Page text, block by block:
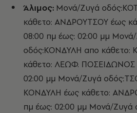
Άλιμος: Μονά/Ζυγά
κάθετο: ΑΝΔΡΟΥΤΣΟΥ έως
08:00 πμ έως: 02:00 μμ
οδός:ΚΟΝΔΥΛΗ απο
κάθετο: ΛΕΩΦ. ΠΟΣΕΙΔΩΝΟΣ
02:00 μμ Μονά/Ζυγά
ΚΟΝΔΥΛΗ έως κάθετο:
πμ έως: 02:00 μμ Μονά/